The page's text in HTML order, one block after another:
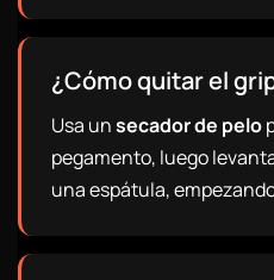
¿Cómo quitar el
Usa unsecador de pelo
pegamento, luego
una espátula,